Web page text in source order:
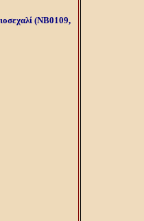
(NB0109,